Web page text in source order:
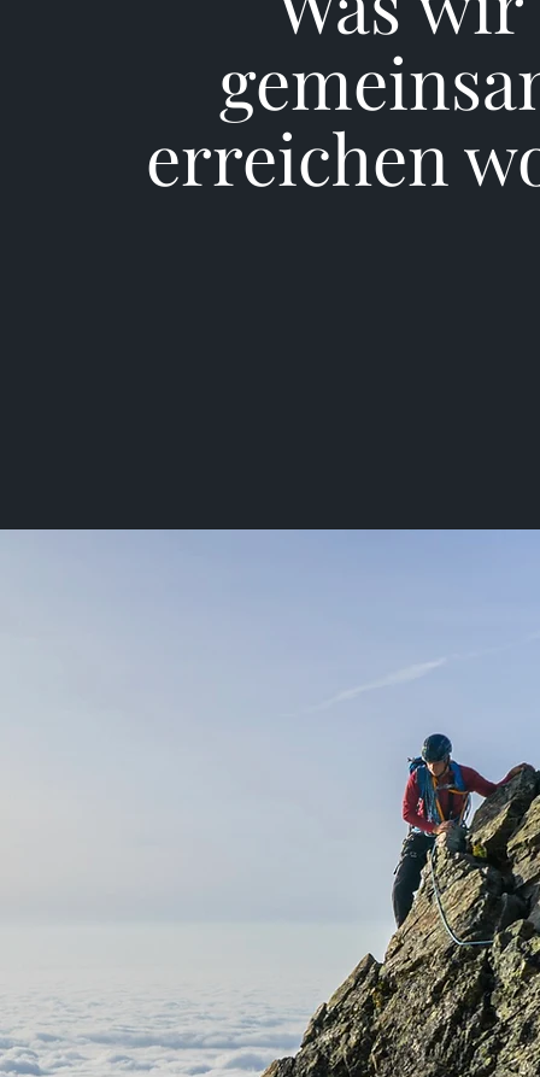
erreichen